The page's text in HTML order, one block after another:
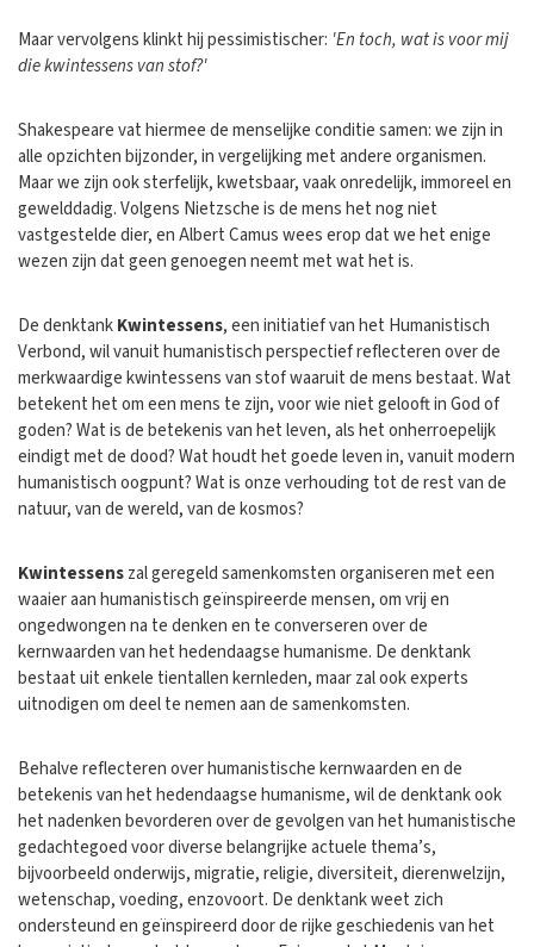
Maar vervolgens klinkt hij pessimistischer: 'En toch, wat is voor mij
die kwintessens van stof?'
Shakespeare vat hiermee de menselijke conditie samen: we zijn in
alle opzichten bijzonder, in vergelijking met andere organismen.
Maar we zijn ook sterfelijk, kwetsbaar, vaak onredelijk, immoreel en
gewelddadig. Volgens Nietzsche is de mens het nog niet
vastgestelde dier, en Albert Camus wees erop dat we het enige
wezen zijn dat geen genoegen neemt met wat het is.
De denktankKwintessens, een initiatief van het Humanistisch
Verbond, wil vanuit humanistisch perspectief reflecteren over de
merkwaardige kwintessens van stof waaruit de mens bestaat. Wat
betekent het om een mens te zijn, voor wie niet gelooft in God of
goden? Wat is de betekenis van het leven, als het onherroepelijk
eindigt met de dood? Wat houdt het goede leven in, vanuit modern
humanistisch oogpunt? Wat is onze verhouding tot de rest van de
natuur, van de wereld, van de kosmos?
Kwintessenszal geregeld samenkomsten organiseren met een
waaier aan humanistisch geïnspireerde mensen, om vrij en
ongedwongen na te denken en te converseren over de
kernwaarden van het hedendaagse humanisme. De denktank
bestaat uit enkele tientallen kernleden, maar zal ook experts
uitnodigen om deel te nemen aan de samenkomsten.
Behalve reflecteren over humanistische kernwaarden en de
betekenis van het hedendaagse humanisme, wil de denktank ook
het nadenken bevorderen over de gevolgen van het humanistische
gedachtegoed voor diverse belangrijke actuele thema’s,
bijvoorbeeld onderwijs, migratie, religie, diversiteit, dierenwelzijn,
wetenschap, voeding, enzovoort. De denktank weet zich
ondersteund en geïnspireerd door de rijke geschiedenis van het